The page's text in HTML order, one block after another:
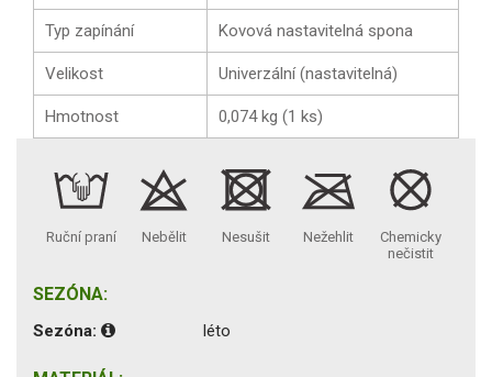
Typ zapínání Kovová nastavitelná spona
Velikost Univerzální (nastavitelná)
Hmotnost 0,074 kg (1 ks)
Ruční praní Nebělit Nesušit Nežehlit
Chemicky
nečistit
SEZÓNA:
Sezóna: léto